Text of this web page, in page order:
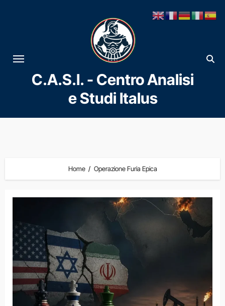
al
contenuto
C.A.S.I. - Centro Analisi
e Studi Italus
Home Operazione Furia Epica